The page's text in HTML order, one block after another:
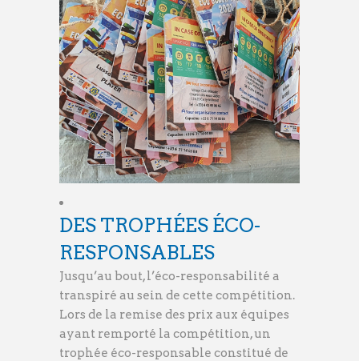
DES TROPHÉES ÉCO-
RESPONSABLES
Jusqu’au bout, l’éco-responsabilité a
transpiré au sein de cette compétition.
Lors de la remise des prix aux équipes
ayant remporté la compétition, un
trophée éco-responsable constitué de